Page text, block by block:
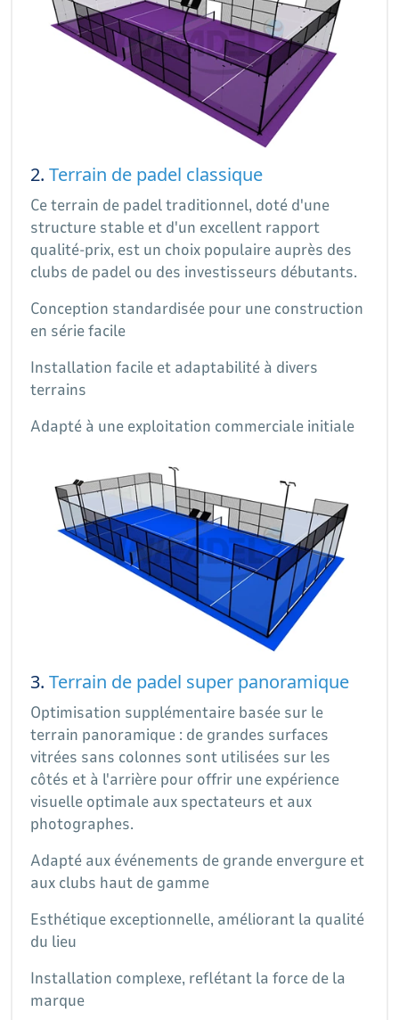
2. Terrain de padel classique
Ce terrain de padel traditionnel, doté d'une
structure stable et d'un excellent rapport
qualité-prix, est un choix populaire auprès des
clubs de padel ou des investisseurs débutants.
Conception standardisée pour une construction
en série facile
Installation facile et adaptabilité à divers
terrains
Adapté à une exploitation commerciale initiale
3. Terrain de padel super panoramique
Optimisation supplémentaire basée sur le
terrain panoramique : de grandes surfaces
vitrées sans colonnes sont utilisées sur les
côtés et à l'arrière pour offrir une expérience
visuelle optimale aux spectateurs et aux
photographes.
Adapté aux événements de grande envergure et
aux clubs haut de gamme
Esthétique exceptionnelle, améliorant la qualité
du lieu
Installation complexe, reflétant la force de la
marque